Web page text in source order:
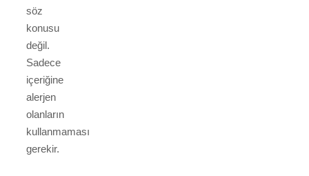
söz
konusu
değil.
Sadece
içeriğine
alerjen
olanların
kullanmaması
gerekir.